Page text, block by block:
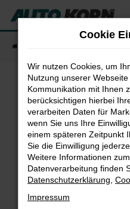
Zum
Hauptinhalt
Fehler:
Beim Laden ist ein
Hier sind ein paar
Überprüfe deine
Laden andere
Suchmaschine?
Cookie
Wir nutzen Cookies, um
Nutzung unserer
Kommunikation mit Ihnen
berücksichtigen hierbei
verarbeiten Daten für
wenn Sie uns Ihre
einem späteren Zeitpunkt
Sie die Einwilligung
Weitere Informationen
Datenverarbeitung finden
Datenschutzerklärung
Impressum